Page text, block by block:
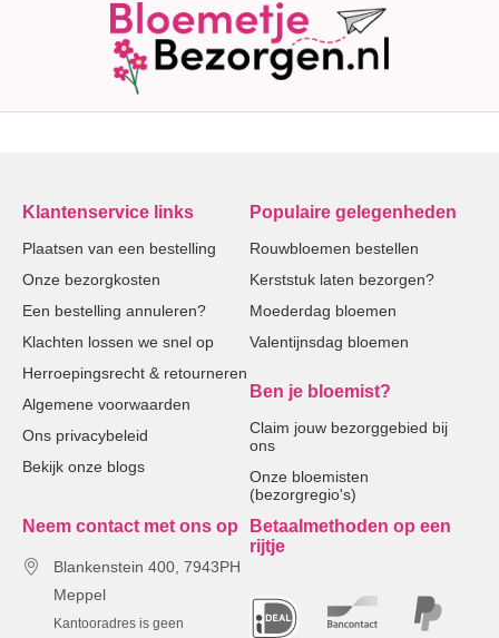
Klantenservice links
Plaatsen van een bestelling
Onze bezorgkosten
Een bestelling annuleren?
Klachten lossen we snel op
Herroepingsrecht & retourneren
Algemene voorwaarden
Ons privacybeleid
Bekijk onze blogs
Populaire gelegenheden
Rouwbloemen bestellen
Kerststuk laten bezorgen?
Moederdag bloemen
Valentijnsdag bloemen
Ben je bloemist?
Claim jouw bezorggebied bij
ons
Onze bloemisten
(bezorgregio's)
Neem contact met ons op
Blankenstein 400, 7943PH
Meppel
Kantooradres is geen
Betaalmethoden op een
rijtje